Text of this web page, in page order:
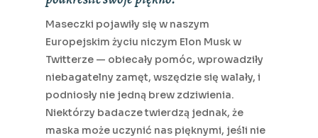
Maseczki pojawiły się w naszym
Europejskim życiu niczym Elon Musk w
Twitterze — obiecały pomóc, wprowadziły
niebagatelny zamęt, wszędzie się walały, i
podniosły nie jedną brew zdziwienia.
Niektórzy badacze twierdzą jednak, że
maska może uczynić nas pięknymi, jeśli nie